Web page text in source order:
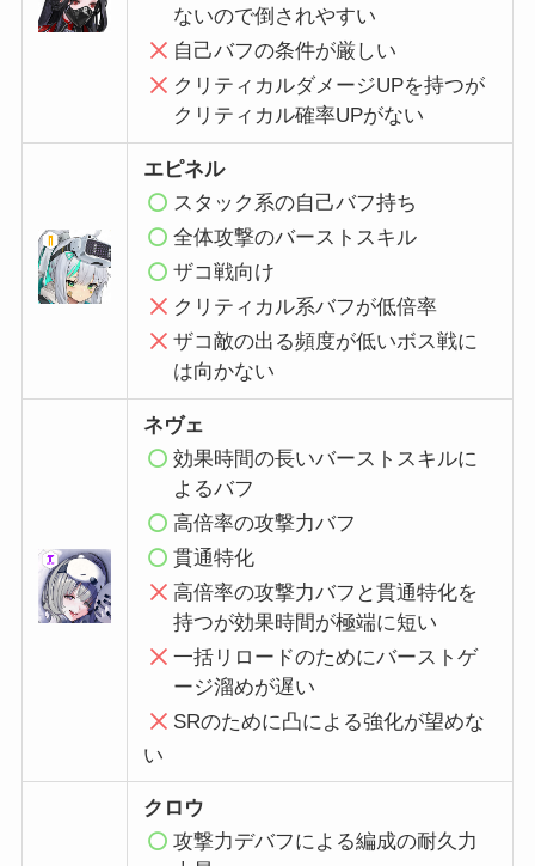
ないので倒されやすい
自己バフの条件が厳しい
クリティカルダメージUPを持つが
クリティカル確率UPがない
エピネル
スタック系の自己バフ持ち
全体攻撃のバーストスキル
ザコ戦向け
クリティカル系バフが低倍率
ザコ敵の出る頻度が低いボス戦に
は向かない
ネヴェ
効果時間の長いバーストスキルに
よるバフ
高倍率の攻撃力バフ
貫通特化
高倍率の攻撃力バフと貫通特化を
持つが効果時間が極端に短い
一括リロードのためにバーストゲ
ージ溜めが遅い
SRのために凸による強化が望めな
い
クロウ
攻撃力デバフによる編成の耐久力